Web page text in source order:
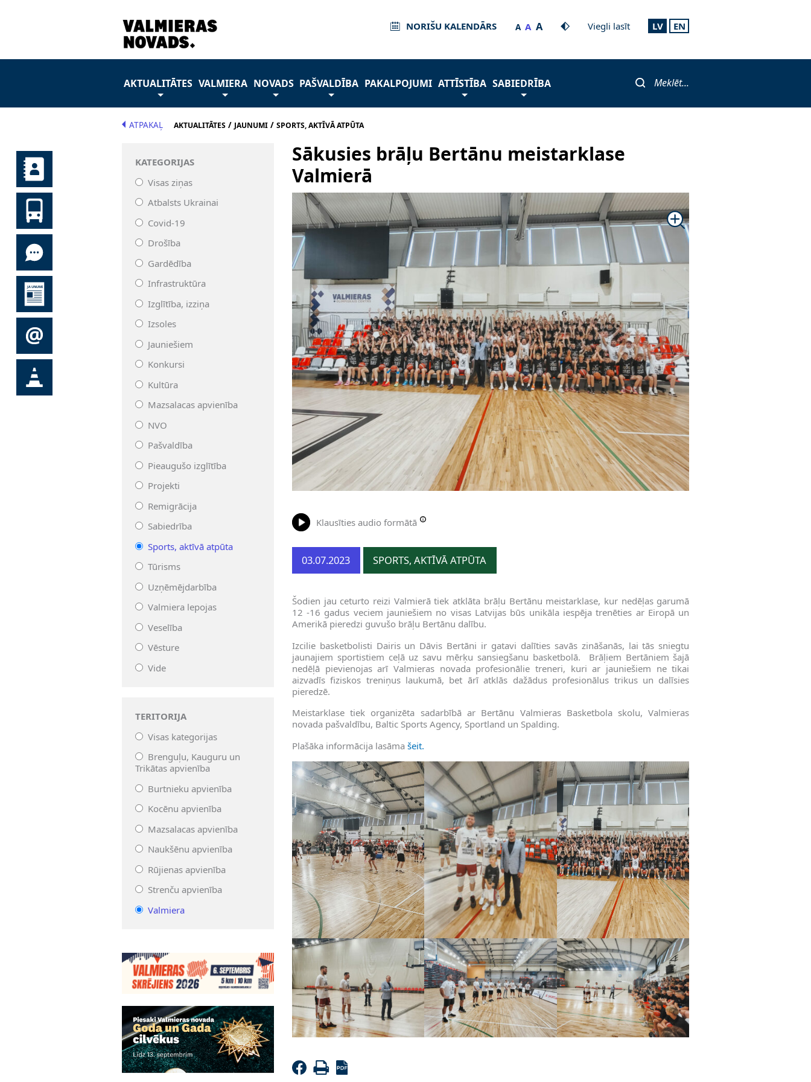
NORIŠU KALENDĀRS A A A Viegli lasīt LV EN
AKTUALITĀTES VALMIERA NOVADS PAŠVALDĪBA PAKALPOJUMI ATTĪSTĪBA SABIEDRĪBA Meklēt...
ATPAKAĻ AKTUALITĀTES/ JAUNUMI/ SPORTS, AKTĪVĀ ATPŪTA
KATEGORIJAS
Visas ziņas
Atbalsts Ukrainai
Covid-19
Drošība
Gardēdība
Infrastruktūra
Izglītība, izziņa
Izsoles
Jauniešiem
Konkursi
Kultūra
Mazsalacas apvienība
NVO
Pašvaldība
Pieaugušo izglītība
Projekti
Remigrācija
Sabiedrība
Sports, aktīvā atpūta
Tūrisms
Uzņēmējdarbība
Valmiera lepojas
Veselība
Vēsture
Vide
TERITORIJA
Visas kategorijas
Brenguļu, Kauguru un
Trikātas apvienība
Burtnieku apvienība
Kocēnu apvienība
Mazsalacas apvienība
Naukšēnu apvienība
Rūjienas apvienība
Strenču apvienība
Valmiera
Sākusies brāļu Bertānu meistarklase
Valmierā
Klausīties audio formātā
03.07.2023 SPORTS, AKTĪVĀ ATPŪTA
Šodien jau ceturto reizi Valmierā tiek atklāta brāļu Bertānu meistarklase, kur nedēļas garumā
12 -16 gadus veciem jauniešiem no visas Latvijas būs unikāla iespēja trenēties ar Eiropā un
Amerikā pieredzi guvušo brāļu Bertānu dalību.
Izcilie basketbolisti Dairis un Dāvis Bertāni ir gatavi dalīties savās zināšanās, lai tās sniegtu
jaunajiem sportistiem ceļā uz savu mērķu sansiegšanu basketbolā. Brāļiem Bertāniem šajā
nedēļā pievienojas arī Valmieras novada profesionālie treneri, kuri ar jauniešiem ne tikai
aizvadīs fiziskos treniņus laukumā, bet ārī atklās dažādus profesionālus trikus un dalīsies
pieredzē.
Meistarklase tiek organizēta sadarbībā ar Bertānu Valmieras Basketbola skolu, Valmieras
novada pašvaldību, Baltic Sports Agency, Sportland un Spalding.
Plašāka informācija lasāma šeit.